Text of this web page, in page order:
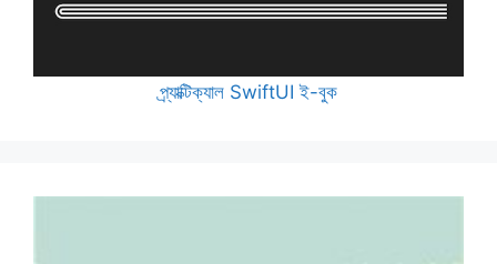
প্র্যাক্টিক্যাল SwiftUI ই-বুক